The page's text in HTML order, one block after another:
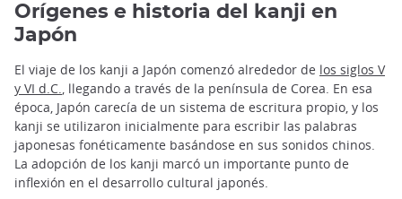
Orígenes e historia del kanji en
Japón
El viaje de los kanji a Japón comenzó alrededor de los siglos V
y VI d.C.
, llegando a través de la península de Corea. En esa
época, Japón carecía de un sistema de escritura propio, y los
kanji se utilizaron inicialmente para escribir las palabras
japonesas fonéticamente basándose en sus sonidos chinos.
La adopción de los kanji marcó un importante punto de
inflexión en el desarrollo cultural japonés.